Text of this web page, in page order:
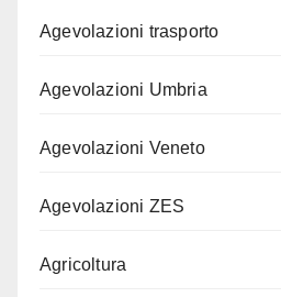
Agevolazioni trasporto
Agevolazioni Umbria
Agevolazioni Veneto
Agevolazioni ZES
Agricoltura